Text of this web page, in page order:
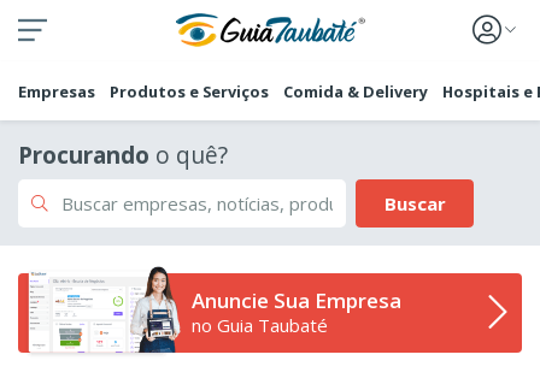
Empresas Produtos e Serviços Comida & Delivery Hospitais e
Procurando o quê?
Buscar
Anuncie Sua Empresa
no Guia Taubaté